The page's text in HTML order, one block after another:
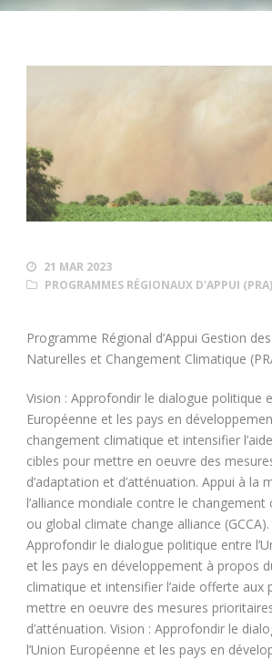
21 MAR 2023
PROGRAMMES RÉGIONAUX D'APPUI (PRA)
Programme Régional d’Appui Gestion
Naturelles et Changement Climatique
Vision : Approfondir le dialogue politique
Européenne et les pays en
changement climatique et intensifier
cibles pour mettre en oeuvre des
d’adaptation et d’atténuation. Appui à la
l’alliance mondiale contre le changement
ou global climate change alliance (GCCA).
Approfondir le dialogue politique entre
et les pays en développement à propos
climatique et intensifier l’aide offerte aux
mettre en oeuvre des mesures
d’atténuation. Vision : Approfondir le
l’Union Européenne et les pays en